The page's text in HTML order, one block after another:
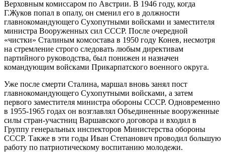
Верховным комиссаром по Австрии. В 1946 году, когда
Г.Жуков попал в опалу, он сменил его в должности
главнокомандующего Сухопутными войсками и заместителя
министра Вооруженных сил СССР. После очередной
«чистки» Сталиным комсостава в 1950 году Конев, несмотря
на стремление строго следовать любым директивам
партийного руководства, был понижен и назначен
командующим войсками Прикарпатского военного округа.
Уже после смерти Сталина, маршал вновь занял пост
главнокомандующего Сухопутными войсками, а затем
первого заместителя министра обороны СССР. Одновременно
в 1955-1965 годах он возглавлял Объединенные вооруженные
силы стран-участниц Варшавского договора и входил в
Группу генеральных инспекторов Министерства обороны
СССР. Также в эти годы Иван Степанович проводил большую
работу по патриотическому воспитанию молодежи.